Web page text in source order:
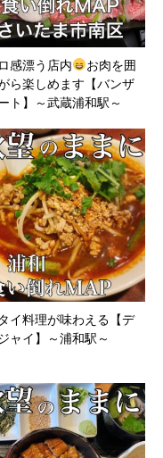
感漂う店内
お肉を囲
ら楽しめます【バンザ
ト】～武蔵浦和駅～
イ料理が味わえる【デ
ャイ】～浦和駅～